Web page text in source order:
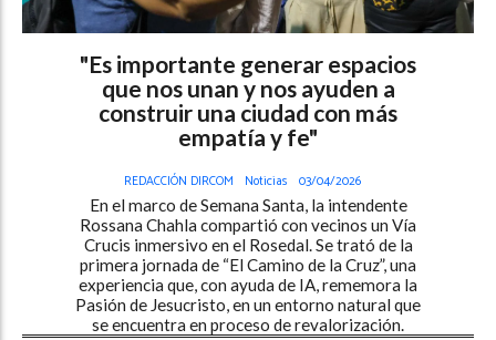
"Es importante generar espacios
que nos unan y nos ayuden a
construir una ciudad con más
empatía y fe"
REDACCIÓN DIRCOM Noticias 03/04/2026
En el marco de Semana Santa, la intendente
Rossana Chahla compartió con vecinos un Vía
Crucis inmersivo en el Rosedal. Se trató de la
primera jornada de “El Camino de la Cruz”, una
experiencia que, con ayuda de IA, rememora la
Pasión de Jesucristo, en un entorno natural que
se encuentra en proceso de revalorización.